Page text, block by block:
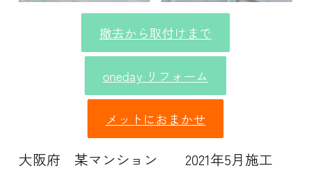
撤去から取付けまで
oneday リフォーム
メットにおまかせ
大阪府 某マンション 2021年5月施工